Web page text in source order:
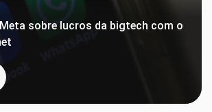
sobre lucros da bigtech com o